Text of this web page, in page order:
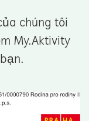
chúng tôi
My.Aktivity